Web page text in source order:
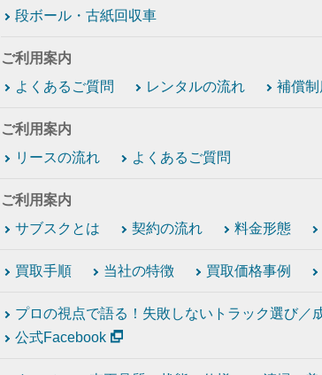
段ボール・古紙回収車
ご利用案内
よくあるご質問
レンタルの流れ 補償
ご利用案内
リースの流れ
よくあるご質問
ご利用案内
サブスクとは
契約の流れ 料金形態
買取手順 当社の特徴 買取価格事例
プロの視点で語る！失敗しないトラック選び／
公式Facebook